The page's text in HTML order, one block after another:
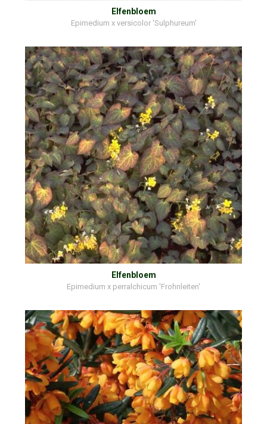
Elfenbloem
Epimedium x versicolor 'Sulphureum'
Elfenbloem
Epimedium x perralchicum 'Frohnleiten'